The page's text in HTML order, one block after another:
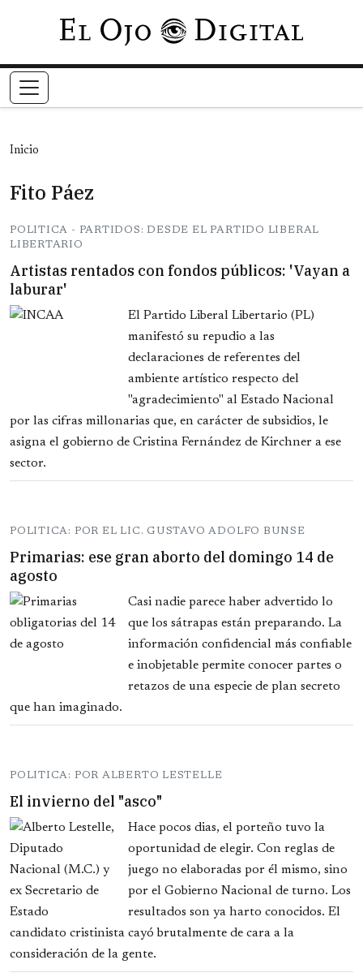
Pasar al contenido principal
Inicio
Fito Páez
POLITICA - PARTIDOS: DESDE EL PARTIDO LIBERAL
LIBERTARIO
Artistas rentados con fondos públicos: 'Vayan a
laburar'
El Partido Liberal Libertario (PL)
manifestó su repudio a las
declaraciones de referentes del
ambiente artístico respecto del
"agradecimiento" al Estado Nacional
por las cifras millonarias que, en carácter de subsidios, le
asigna el gobierno de Cristina Fernández de Kirchner a ese
sector.
POLITICA: POR EL LIC. GUSTAVO ADOLFO BUNSE
Primarias: ese gran aborto del domingo 14 de
agosto
Casi nadie parece haber advertido lo
que los sátrapas están preparando. La
información confidencial más confiable
e inobjetable permite conocer partes o
retazos de una especie de plan secreto
que han imaginado.
POLITICA: POR ALBERTO LESTELLE
El invierno del "asco"
Hace pocos dias, el porteño tuvo la
oportunidad de elegir. Con reglas de
juego no elaboradas por él mismo, sino
por el Gobierno Nacional de turno. Los
resultados son ya harto conocidos. El
candidato cristinista cayó brutalmente de cara a la
consideración de la gente.